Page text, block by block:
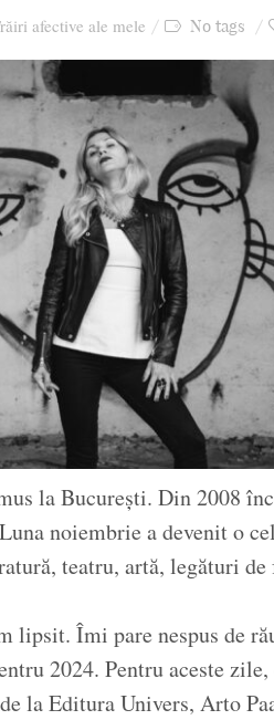
afective ale mele No tags
la București. Din 2008
noiembrie a devenit o
teatru, artă, legături
lipsit. Îmi pare nespus de
2024. Pentru aceste
la Editura Univers, Arto